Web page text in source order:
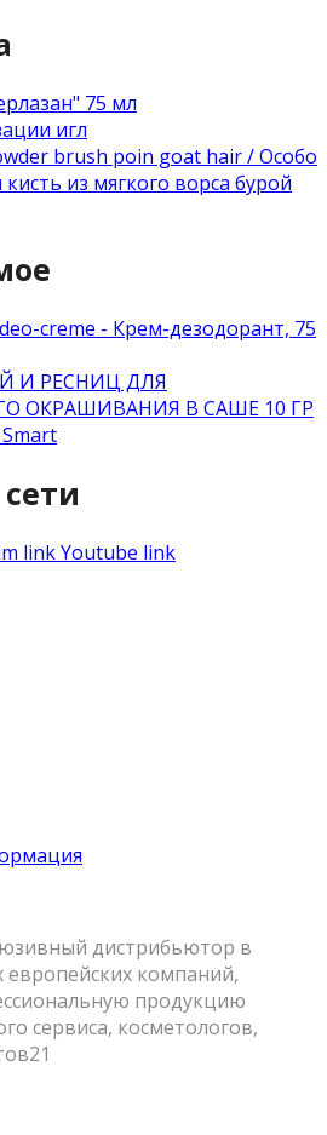
75 мл
игл
brush poin goat hair / Особо
из мягкого ворса бурой
creme - Крем-дезодорант, 75
И РЕСНИЦ ДЛЯ
ОКРАШИВАНИЯ В САШЕ 10 ГР
linkYoutube link
дистрибьютор в
европейских компаний,
продукцию
сервиса, косметологов,